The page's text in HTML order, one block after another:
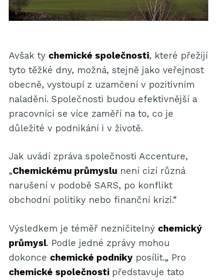
Avšak ty chemické společnosti, které přežijí
tyto těžké dny, možná, stejně jako veřejnost
obecně, vystoupí z uzamčení v pozitivním
naladění. Společnosti budou efektivnější a
pracovníci se více zaměří na to, co je
důležité v podnikání i v životě.
Jak uvádí zpráva společnosti Accenture,
„Chemickému průmyslunení cizí různá
narušení v podobě SARS, po konflikt
obchodní politiky nebo finanční krizi.“
Výsledkem je téměř nezničitelný chemický
průmysl. Podle jedné zprávy mohou
dokonce chemické podnikyposílit.„ Pro
chemické společnosti představuje tato